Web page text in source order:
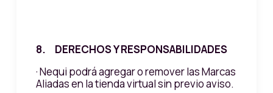
8. DERECHOS Y RESPONSABILIDADES
· Nequi podrá agregar o remover las Marcas
Aliadas en la tienda virtual sin previo aviso.